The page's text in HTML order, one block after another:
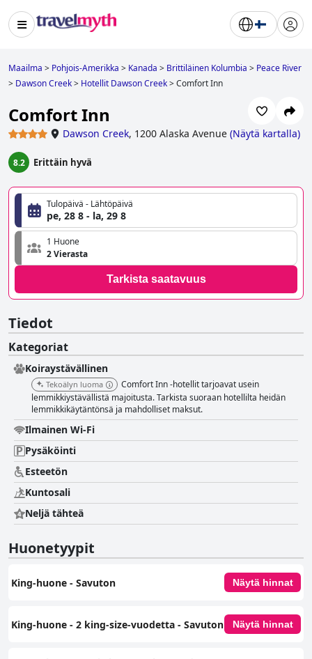
Maailma > Pohjois-Amerikka > Kanada > Brittiläinen Kolumbia > Peace River
> Dawson Creek> Hotellit Dawson Creek>Comfort Inn
Comfort Inn
Dawson Creek, 1200 Alaska Avenue (Näytä kartalla)
8.2 Erittäin hyvä
Tulopäivä - Lähtöpäivä
pe, 28 8 - la, 29 8
1 Huone
2 Vierasta
Tarkista saatavuus
Tiedot
Kategoriat
Koiraystävällinen
Tekoälyn luoma
Comfort Inn -hotellit tarjoavat usein
lemmikkiystävällistä majoitusta. Tarkista suoraan hotellilta heidän
lemmikkikäytäntönsä ja mahdolliset maksut.
Ilmainen Wi-Fi
Pysäköinti
Esteetön
Kuntosali
Neljä tähteä
Huonetyypit
King-huone ‑ Savuton Näytä hinnat
King-huone - 2 king-size-vuodetta - Savuton Näytä hinnat